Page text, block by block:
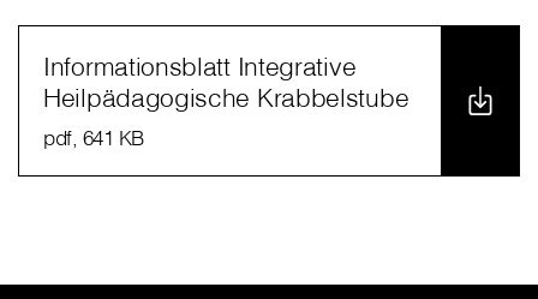
Informationsblatt Integrative
Heilpädagogische Krabbelstube
pdf, 641 KB